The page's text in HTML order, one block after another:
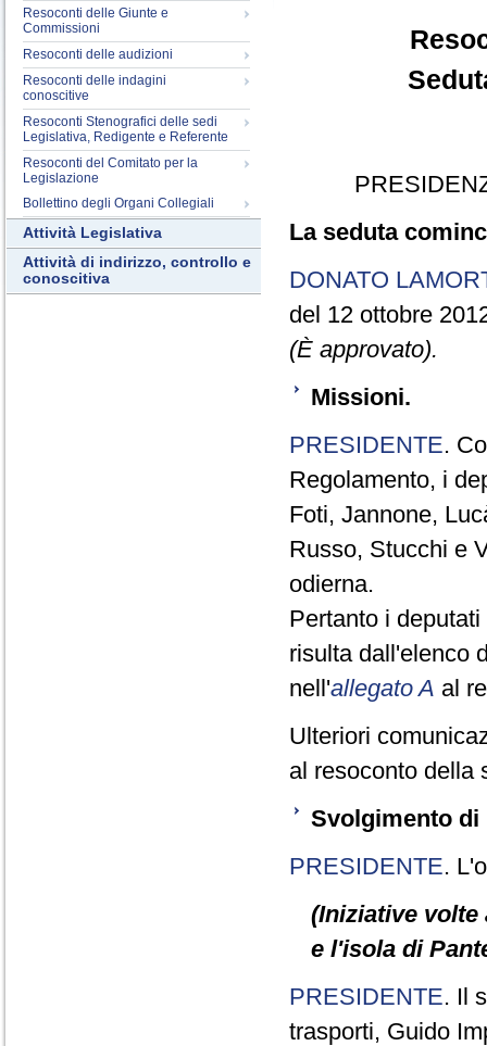
Resoconti delle Giunte e
Commissioni
Resoconti delle audizioni
Resoconti delle indagini
conoscitive
Resoconti Stenografici delle sedi
Legislativa, Redigente e Referente
Resoconti del Comitato per la
Legislazione
Bollettino degli Organi Collegiali
Attività Legislativa
Attività di indirizzo, controllo e
conoscitiva
La seduta
DONATO
del 12 ottobre
(È approvato).
Missioni.
PRESIDENTE.
Regolamento, i
Foti, Jannone,
Russo, Stucchi e
odierna.
Pertanto i
risulta dall'elenco
nell'allegato A al
Ulteriori
al resoconto della
Svolgimento
PRESIDENTE.
(Iniziative
e l'isola di
PRESIDENTE. Il
trasporti, Guido